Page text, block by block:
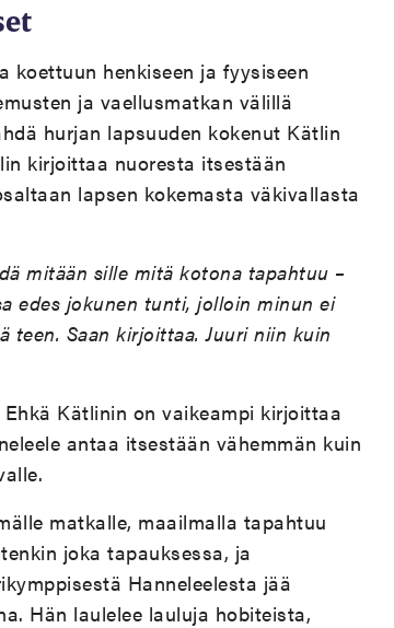
koettuun henkiseen ja fyysiseen
ja vaellusmatkan välillä
hurjan lapsuuden kokenut Kätlin
kirjoittaa nuoresta itsestään
lapsen kokemasta väkivallasta
mitään sille mitä kotona tapahtuu –
edes jokunen tunti, jolloin minun ei
Saan kirjoittaa. Juuri niin kuin
Kätlinin on vaikeampi kirjoittaa
antaa itsestään vähemmän kuin
matkalle, maailmalla tapahtuu
joka tapauksessa, ja
Hanneleelesta jää
Hän laulelee lauluja hobiteista,